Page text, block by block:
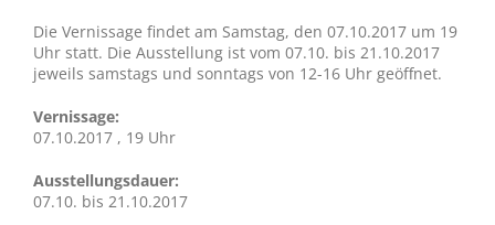
Die Vernissage findet am Samstag, den 07.10.2017 um 19
Uhr statt. Die Ausstellung ist vom 07.10. bis 21.10.2017
jeweils samstags und sonntags von 12-16 Uhr geöffnet.
Vernissage:
07.10.2017 , 19 Uhr
Ausstellungsdauer:
07.10. bis 21.10.2017